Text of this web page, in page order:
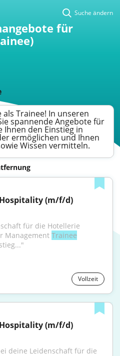
Suche ändern
für
Trainee! In unseren
spannende Angebote für
Ihnen den Einstieg in
ermöglichen und Ihnen
Wissen vermitteln.
Hospitality (m/f/d)
für die Hotellerie
Management Trainee
Vollzeit
Hospitality (m/f/d)
deine Leidenschaft für die